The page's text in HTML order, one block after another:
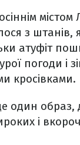
з штанів,
атуфіт
погоди і
кросівками.
один образ,
і